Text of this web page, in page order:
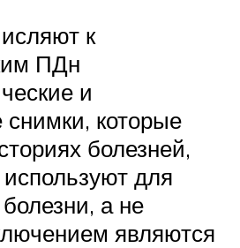
к
ПДн
и
снимки, которые
болезней,
для
а не
являются